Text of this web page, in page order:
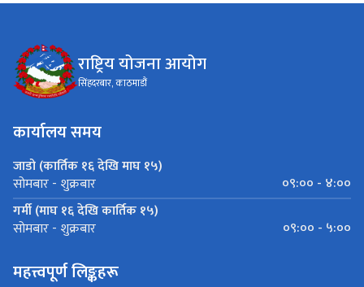
राष्ट्रिय योजना आयोग
सिंहदरबार, काठमाडौं
कार्यालय समय
जाडो (कार्तिक १६ देखि माघ १५)
सोमबार - शुक्रबार
०९:०० - ४:००
गर्मी (माघ १६ देखि कार्तिक १५)
सोमबार - शुक्रबार ०९:०० - ५:००
महत्त्वपूर्ण लिङ्कहरू